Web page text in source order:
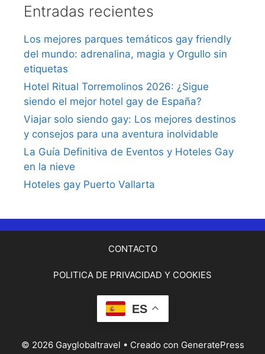
Entradas recientes
Los mejores parques temáticos gay friendly
del mundo: adrenalina, magia y Orgullo sin
etiquetas
Hotel Ritual Torremolinos 2026: ¿Sigue
siendo el mejor hotel gay de España?
Viajar solo siendo gay: Los mejores destinos
y consejos para una aventura inolvidable
La Guía Definitiva de Eventos y Hoteles Gay
en la nieve
Hoteles gay Puerto Vallarta
CONTACTO
POLITICA DE PRIVACIDAD Y COOKIES
ES
© 2026 Gayglobaltravel • Creado con GeneratePress